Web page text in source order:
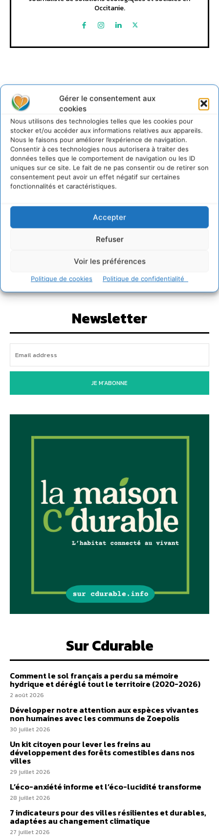
Gérer le consentement aux
cookies
Nous utilisons des technologies telles que les cookies pour
stocker et/ou accéder aux informations relatives aux appareils.
Nous le faisons pour améliorer l’expérience de navigation.
Consentir à ces technologies nous autorisera à traiter des
données telles que le comportement de navigation ou les ID
uniques sur ce site. Le fait de ne pas consentir ou de retirer son
consentement peut avoir un effet négatif sur certaines
fonctionnalités et caractéristiques.
Accepter
Refuser
Voir les préférences
Politique de cookies Politique de confidentialité
Occitanie.
Lire aussi
Transformer les territoires par le dialogue et la
coopération avec un Commun
d’Accompagnement des Transitions
7 août 2026
Soutenir un pastoralisme durable en faveur de
socio-écosystèmes résilients
S’inspirer de l’arbre pour un modèle
économique régénératif du vivant …
entreprises à devenir des alliées du vivant
Newsletter
JE M'ABONNE
Sur Cdurable
Comment le sol français a perdu sa mémoire
hydrique et déréglé tout le territoire (2020-2026)
2 août 2026
Développer notre attention aux espèces vivantes
non humaines avec les communs de Zoepolis
30 juillet 2026
Un kit citoyen pour lever les freins au
développement des forêts comestibles dans nos
villes
29 juillet 2026
L’éco-anxiété informe et l’éco-lucidité transforme
28 juillet 2026
7 indicateurs pour des villes résilientes et durables,
adaptées au changement climatique
27 juillet 2026